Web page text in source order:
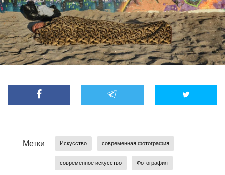
Метки Искусство современная фотография
современное искусство Фотография